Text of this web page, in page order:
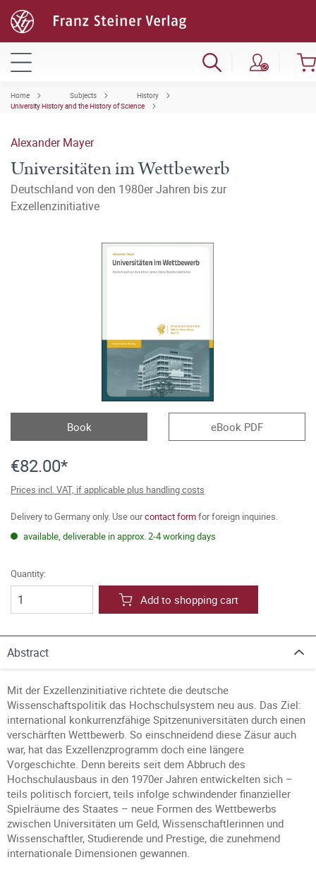
Home Subjects
History
University History and the History of Science
Alexander Mayer
Universitäten im Wettbewerb
Deutschland von den 1980er Jahren bis zur
Exzellenzinitiative
Book eBook PDF
€82.00*
Prices incl. VAT, if applicable plus handling costs
Delivery to Germany only. Use ourcontact formfor foreign inquiries.
available, deliverable in approx. 2-4 working days
Quantity:
Add to shopping cart
Abstract
Mit der Exzellenzinitiative richtete die deutsche
Wissenschaftspolitik das Hochschulsystem neu aus. Das Ziel:
international konkurrenzfähige Spitzenuniversitäten durch einen
verschärften Wettbewerb. So einschneidend diese Zäsur auch
war, hat das Exzellenzprogramm doch eine längere
Vorgeschichte. Denn bereits seit dem Abbruch des
Hochschulausbaus in den 1970er Jahren entwickelten sich –
teils politisch forciert, teils infolge schwindender finanzieller
Spielräume des Staates – neue Formen des Wettbewerbs
zwischen Universitäten um Geld, Wissenschaftlerinnen und
Wissenschaftler, Studierende und Prestige, die zunehmend
internationale Dimensionen gewannen.